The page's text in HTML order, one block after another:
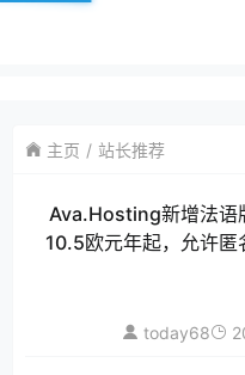
主页 站长推荐
Ava.Hosting新增法语
10.5欧元年起，允许
today68